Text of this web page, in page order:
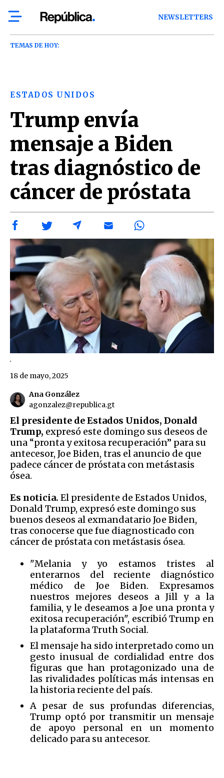
NEWSLETTERS
TEMAS DE HOY:
ESTADOS UNIDOS
Trump envía
mensaje a Biden
tras diagnóstico de
cáncer de próstata
.
Ana González
agonzalez@republica.gt
18 de mayo, 2025
El presidente de Estados Unidos, Donald
Trump, expresó este domingo sus deseos de
una “pronta y exitosa recuperación” para su
antecesor, Joe Biden, tras el anuncio de que
padece cáncer de próstata con metástasis
ósea.
Es noticia. El presidente de Estados Unidos,
Donald Trump, expresó este domingo sus
buenos deseos al exmandatario Joe Biden,
tras conocerse que fue diagnosticado con
cáncer de próstata con metástasis ósea.
"Melania y yo estamos tristes al
enterarnos del reciente diagnóstico
médico de Joe Biden. Expresamos
nuestros mejores deseos a Jill y a la
familia, y le deseamos a Joe una pronta y
exitosa recuperación", escribió Trump en
la plataforma Truth Social.
El mensaje ha sido interpretado como un
gesto inusual de cordialidad entre dos
figuras que han protagonizado una de
las rivalidades políticas más intensas en
la historia reciente del país.
A pesar de sus profundas diferencias,
Trump optó por transmitir un mensaje
de apoyo personal en un momento
delicado para su antecesor.